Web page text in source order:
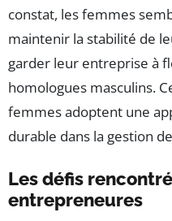
constat, les femmes
maintenir la stabilité de
garder leur entreprise à
homologues masculins.
femmes adoptent une
durable dans la gestion
Les défis
entrepreneures